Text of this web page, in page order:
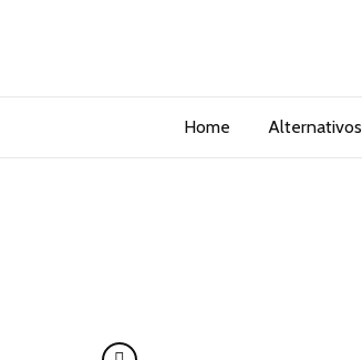
Home Alternativos